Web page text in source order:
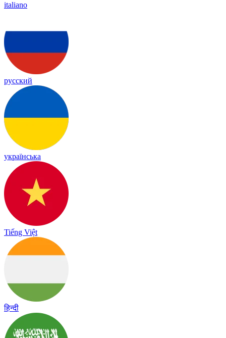
italiano
русский
українська
Tiếng Việt
हिन्दी